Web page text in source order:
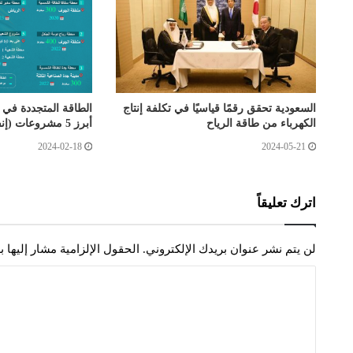
السعودية تحقق رقمًا قياسيًا في تكلفة إنتاج
الكهرباء من طاقة الرياح
2024-05-21
الطاقة المتجددة
أبرز 5 مشروعات (إنفوغرافيك)
2024-02-18
اترك تعليقاً
لن يتم نشر عنوان بريدك الإلكتروني. الحقول الإلزامية مشار إليها